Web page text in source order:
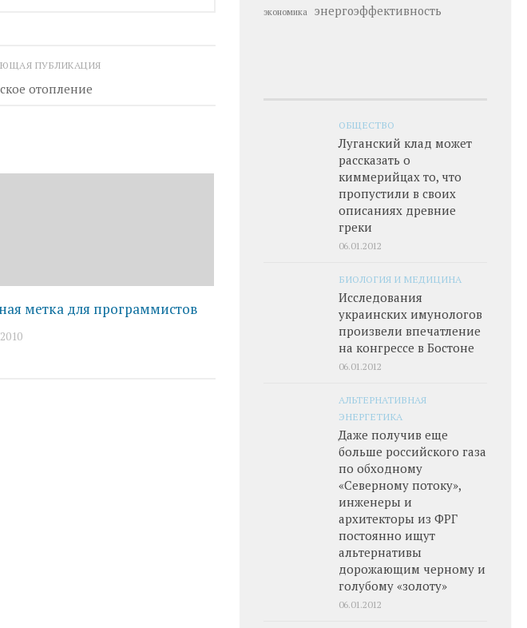
ПУБЛИКАЦИЯ
отопление
метка для программистов
экономика энергоэффективность
ОБЩЕСТВО
Луганский клад может
рассказать о
киммерийцах то, что
пропустили в своих
описаниях древние
греки
06.01.2012
БИОЛОГИЯ И МЕДИЦИНА
Исследования
украинских имунологов
произвели впечатление
на конгрессе в Бостоне
06.01.2012
АЛЬТЕРНАТИВНАЯ
ЭНЕРГЕТИКА
Даже получив еще
больше российского газа
по обходному
«Северному потоку»,
инженеры и
архитекторы из ФРГ
постоянно ищут
альтернативы
дорожающим черному и
голубому «золоту»
06.01.2012